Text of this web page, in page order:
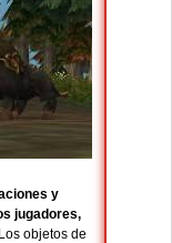
y
jugadores,
objetos de